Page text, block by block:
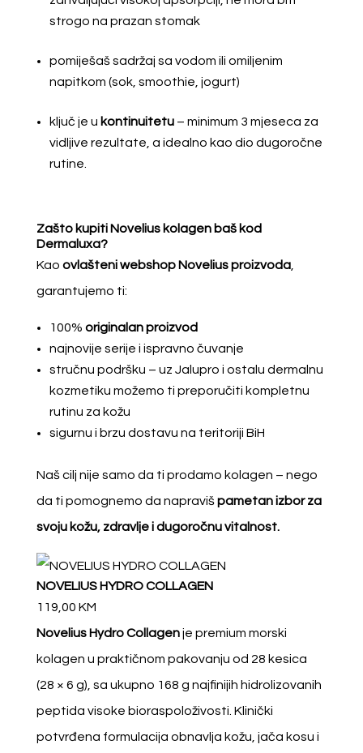
strogo na prazan stomak
pomiješaš sadržaj sa vodom ili omiljenim
napitkom (sok, smoothie, jogurt)
ključ je u kontinuitetu– minimum 3 mjeseca za
vidljive rezultate, a idealno kao dio dugoročne
rutine.
Zašto kupiti Novelius kolagen baš kod
Dermaluxa?
Kao ovlašteni webshop Novelius proizvoda,
garantujemo ti:
100% originalan proizvod
najnovije serije i ispravno čuvanje
stručnu podršku – uz Jalupro i ostalu dermalnu
kozmetiku možemo ti preporučiti kompletnu
rutinu za kožu
sigurnu i brzu dostavu na teritoriji BiH
Naš cilj nije samo da ti prodamo kolagen – nego
da ti pomognemo da napravišpametan izbor za
svoju kožu, zdravlje i dugoročnu vitalnost.
NOVELIUS HYDRO COLLAGEN
119,00 KM
Novelius Hydro Collagenje premium morski
kolagen u praktičnom pakovanju od 28 kesica
(28 × 6 g), sa ukupno 168 g najfinijih hidrolizovanih
peptida visoke bioraspoloživosti. Klinički
potvrđena formulacija obnavlja kožu, jača kosu i